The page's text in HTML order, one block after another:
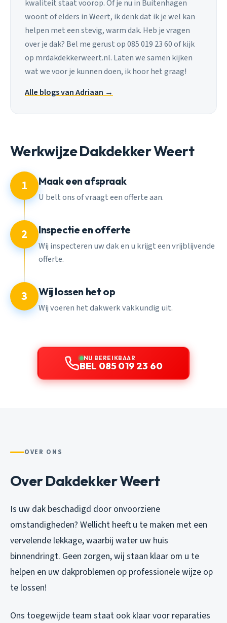
kwaliteit staat voorop. Of je nu in Buitenhagen
woont of elders in Weert, ik denk dat ik je wel kan
helpen met een stevig, warm dak. Heb je vragen
over je dak? Bel me gerust op 085 019 23 60 of kijk
op mrdakdekkerweert.nl. Laten we samen kijken
wat we voor je kunnen doen, ik hoor het graag!
Alle blogs van Adriaan →
Werkwijze Dakdekker Weert
1 Maak een afspraak
U belt ons of vraagt een offerte aan.
2 Inspectie en offerte
Wij inspecteren uw dak en u krijgt een vrijblijvende
offerte.
3 Wij lossen het op
Wij voeren het dakwerk vakkundig uit.
NU BEREIKBAAR
BEL 085 019 23 60
OVER ONS
Over Dakdekker Weert
Is uw dak beschadigd door onvoorziene
omstandigheden? Wellicht heeft u te maken met een
vervelende lekkage, waarbij water uw huis
binnendringt. Geen zorgen, wij staan klaar om u te
helpen en uw dakproblemen op professionele wijze op
te lossen!
Ons toegewijde team staat ook klaar voor reparaties